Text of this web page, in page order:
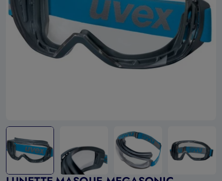
Ouvrir le média 0 en mode modal